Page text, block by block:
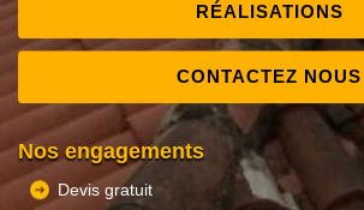
RÉALISATIONS
CONTACTEZ NOUS
Nos engagements
Devis gratuit